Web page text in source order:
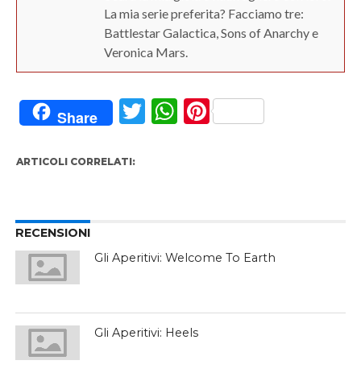
La mia serie preferita? Facciamo tre:
Battlestar Galactica, Sons of Anarchy e
Veronica Mars.
Share Twitter
WhatsApp
Pinterest
ARTICOLI CORRELATI:
RECENSIONI
Gli Aperitivi: Welcome To Earth
Gli Aperitivi: Heels